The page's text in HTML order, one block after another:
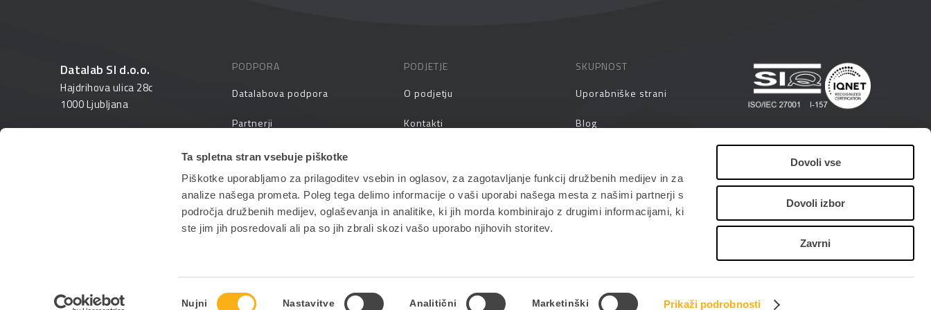
Ta spletna stran vsebuje piškotke
Piškotke uporabljamo za prilagoditev vsebin in oglasov, za zagotavljanje funkcij družbenih medijev in za
analize našega prometa. Poleg tega delimo informacije o vaši uporabi našega mesta z našimi partnerji s
področja družbenih medijev, oglaševanja in analitike, ki jih morda kombinirajo z drugimi informacijami, ki
ste jim jih posredovali ali pa so jih zbrali skozi vašo uporabo njihovih storitev.
Nujni Nastavitve Analitični Marketinški Prikaži podrobnosti
Dovoli vse
Dovoli izbor
Zavrni
Datalab SI d.o.o.
Hajdrihova ulica 28c
1000 Ljubljana
01 25 28 900
PODPORA
Datalabova podpora
Partnerji
FAQ – pogosta vprašanja
PANTHEON izobraževanja
PODJETJE
O podjetju
Kontakti
Vlagatelji
Pogoji in pogodbe
SKUPNOST
Uporabniške strani
Blog
Priročniki
Politika zasebnosti| Oblikovanje in razvoj: